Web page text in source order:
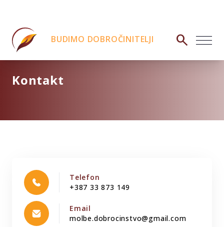
BUDIMO DOBROČINITELJI search
Kontakt
Telefon
+387 33 873 149
Email
molbe.dobrocinstvo@gmail.com